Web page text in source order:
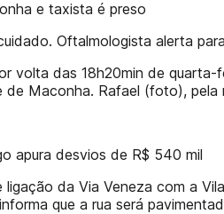
e taxista é preso
Oftalmologista alerta
volta das 18h20min de
de Maconha. Rafael (foto),
apura desvios de R$ 540 mil
ligação da Via Veneza com a
que a rua será